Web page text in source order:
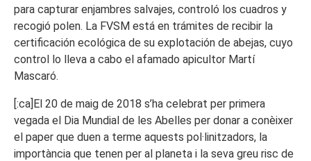
para capturar enjambres salvajes, controló los cuadros y
recogió polen. La FVSM está en trámites de recibir la
certificación ecológica de su explotación de abejas, cuyo
control lo lleva a cabo el afamado apicultor Martí
Mascaró.
[:ca]El 20 de maig de 2018 s’ha celebrat per primera
vegada el Dia Mundial de les Abelles per donar a conèixer
el paper que duen a terme aquests pol·linitzadors, la
importància que tenen per al planeta i la seva greu risc de